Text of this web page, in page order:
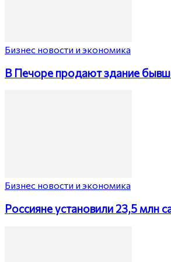
Бизнес новости и экономика
В Печоре продают здание
Бизнес новости и экономика
Россияне установили 23,5 млн